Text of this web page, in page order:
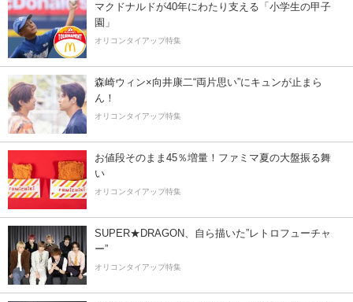
マクドナルドが40年にわたり支える「小学生の甲子
園」
オリコンタイアップ特集
森崎ウィン×向井康二“両片思い”にキュンが止まら
ん！
オリコンタイアップ特集
お値段そのまま45％増量！ファミマ夏の大盤振る舞
い
オリコンタイアップ特集
SUPER★DRAGON、自ら描いた”レトロフューチャ
ー”
オリコンタイアップ特集